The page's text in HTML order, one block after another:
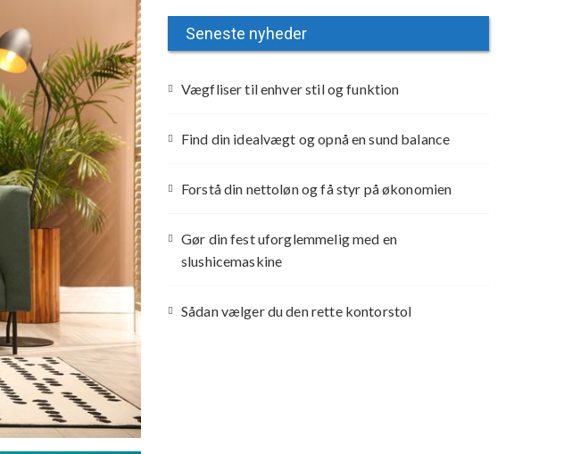
Seneste nyheder
Vægfliser til enhver stil og funktion
Find din idealvægt og opnå en sund balance
Forstå din nettoløn og få styr på økonomien
Gør din fest uforglemmelig med en
slushicemaskine
Sådan vælger du den rette kontorstol